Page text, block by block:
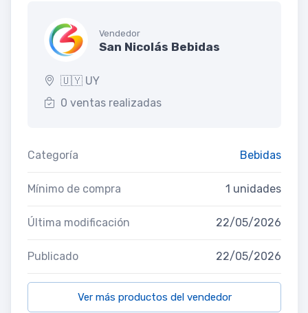
Vendedor
San Nicolás Bebidas
🇺🇾 UY
0 ventas realizadas
Categoría Bebidas
Mínimo de compra 1 unidades
Última modificación 22/05/2026
Publicado 22/05/2026
Ver más productos del vendedor